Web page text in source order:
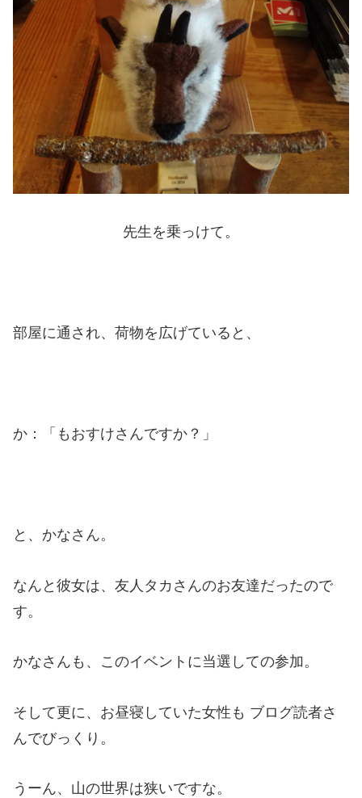
先生を乗っけて。
部屋に通され、荷物を広げていると、
か：「もおすけさんですか？」
と、かなさん。
なんと彼女は、友人タカさんのお友達だったので
す。
かなさんも、このイベントに当選しての参加。
そして更に、お昼寝していた女性も ブログ読者さ
んでびっくり。
うーん、山の世界は狭いですな。